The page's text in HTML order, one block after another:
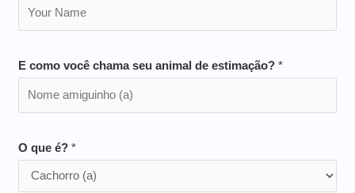
E como você chama seu animal de estimação?*
O que é?*